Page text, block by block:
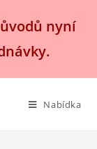
nyní
Nabídka